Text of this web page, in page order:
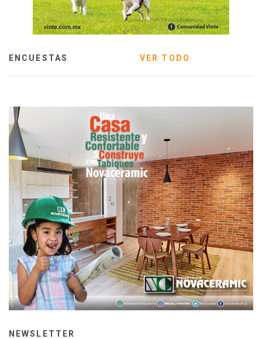
ENCUESTAS VER TODO
NEWSLETTER